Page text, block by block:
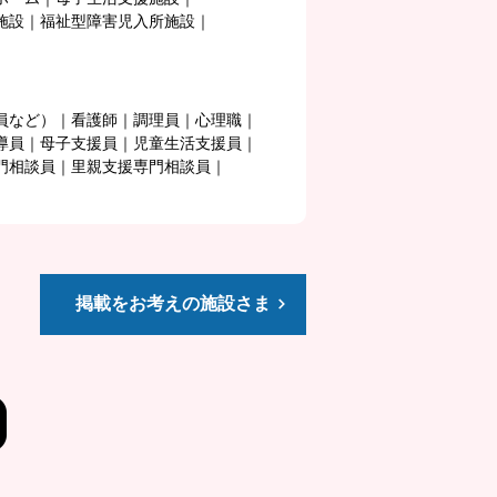
設
福祉型障害児入所施設
ど）
看護師 調理員
心理職
員 母子支援員
児童生活支援員
相談員
里親支援専門相談員
掲載をお考えの施設さま